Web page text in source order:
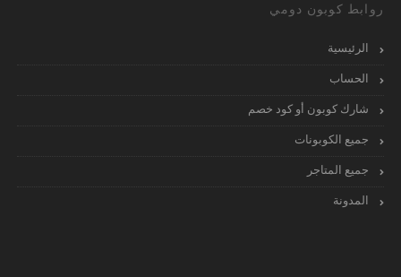
روابط كوبون دومي
الرئيسية
الحساب
شارك كوبون أو كود خصم
جميع الكوبونات
جميع المتاجر
المدونة